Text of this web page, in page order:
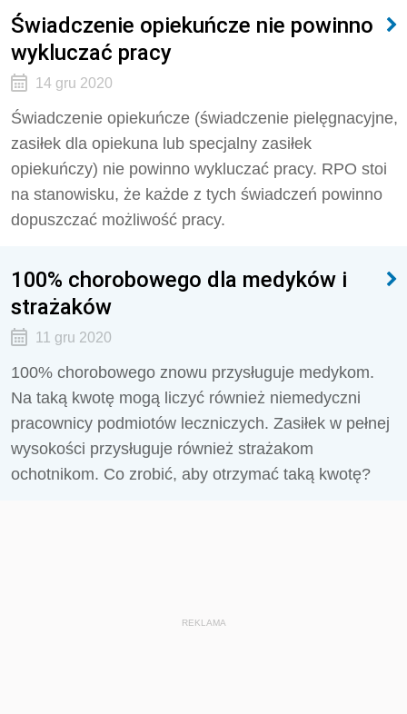
Świadczenie opiekuńcze nie powinno
wykluczać pracy
14 gru 2020
Świadczenie opiekuńcze (świadczenie pielęgnacyjne,
zasiłek dla opiekuna lub specjalny zasiłek
opiekuńczy) nie powinno wykluczać pracy. RPO stoi
na stanowisku, że każde z tych świadczeń powinno
dopuszczać możliwość pracy.
100% chorobowego dla medyków i
strażaków
11 gru 2020
100% chorobowego znowu przysługuje medykom.
Na taką kwotę mogą liczyć również niemedyczni
pracownicy podmiotów leczniczych. Zasiłek w pełnej
wysokości przysługuje również strażakom
ochotnikom. Co zrobić, aby otrzymać taką kwotę?
REKLAMA